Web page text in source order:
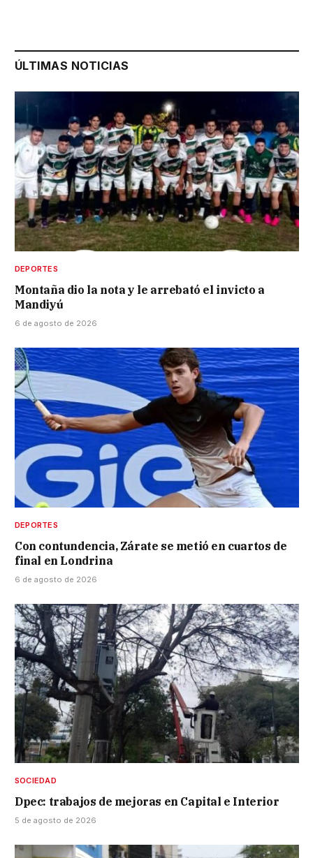
ÚLTIMAS NOTICIAS
DEPORTES
Montaña dio la nota y le arrebató el invicto a
Mandiyú
6 de agosto de 2026
DEPORTES
Con contundencia, Zárate se metió en cuartos de
final en Londrina
6 de agosto de 2026
SOCIEDAD
Dpec: trabajos de mejoras en Capital e Interior
5 de agosto de 2026